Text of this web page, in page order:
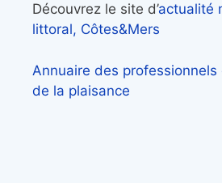
Découvrez le site d’actualité
littoral, Côtes&Mers
Annuaire des
de la plaisance